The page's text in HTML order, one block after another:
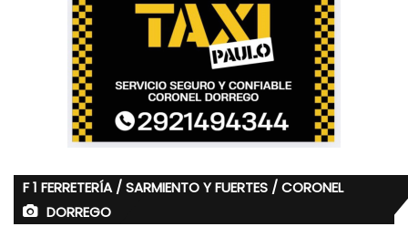
F 1 FERRETERÍA / SARMIENTO Y FUERTES / CORONEL
DORREGO